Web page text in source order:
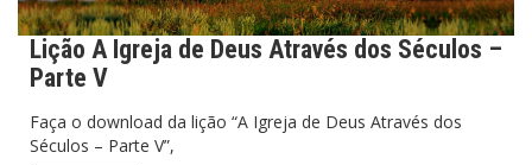
Lição A Igreja de Deus Através dos Séculos –
Parte V
Faça o download da lição “A Igreja de Deus Através dos
Séculos – Parte V”,